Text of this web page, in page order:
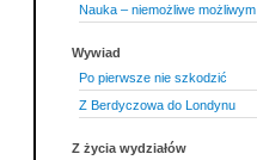
Nauka – niemożliwe możliwym
Wywiad
Po pierwsze nie szkodzić
Z Berdyczowa do Londynu
Z życia wydziałów